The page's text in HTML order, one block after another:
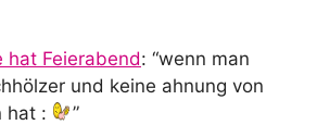
hat Feierabend: “wenn man
und keine ahnung von
hat :
”